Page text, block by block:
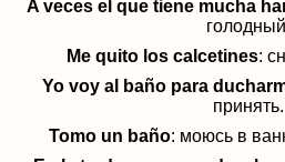
A veces el que tiene mucha
Me quito los calcetines:
Yo voy al baño para
принять.
Tomo un baño: моюсь в